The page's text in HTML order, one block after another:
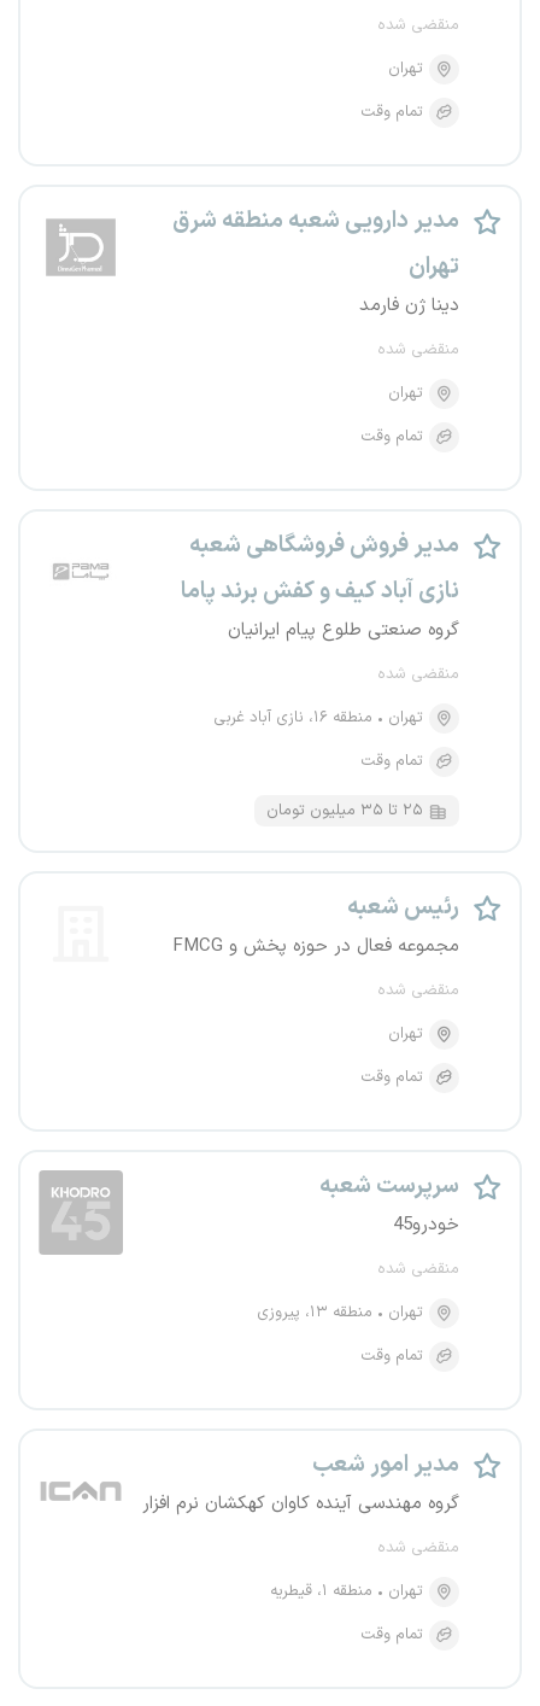
منقضی شده
تهران
تمام وقت
مدیر دارویی شعبه منطقه شرق
تهران
دینا ژن فارمد
منقضی شده
تهران
تمام وقت
مدیر فروش فروشگاهی شعبه
نازی آباد کیف و کفش برند پاما
گروه صنعتی طلوع پیام ایرانیان
منقضی شده
تهران
منطقه ۱۶، نازی آباد غربی
تمام وقت
۲۵ تا ۳۵ میلیون تومان
رئیس شعبه
مجموعه فعال در حوزه پخش و FMCG
منقضی شده
تهران
تمام وقت
سرپرست شعبه
خودرو45
منقضی شده
تهران
منطقه ۱۳، پیروزی
تمام وقت
مدیر امور شعب
گروه مهندسی آینده کاوان کهکشان نرم افزار
منقضی شده
تهران
منطقه ۱، قیطریه
تمام وقت